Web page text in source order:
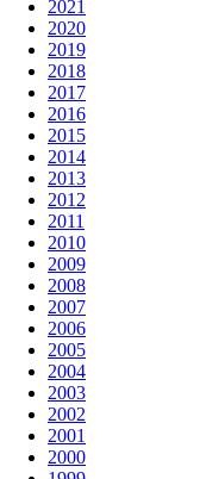
2021
2020
2019
2018
2017
2016
2015
2014
2013
2012
2011
2010
2009
2008
2007
2006
2005
2004
2003
2002
2001
2000